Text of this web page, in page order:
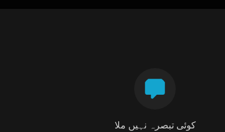
کوئی تبصرہ نہیں ملا